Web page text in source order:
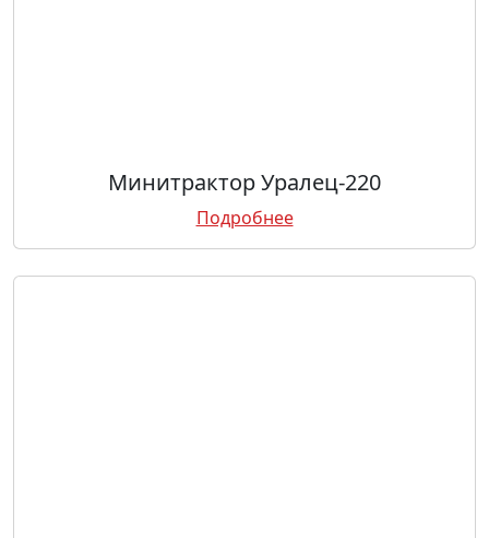
Минитрактор Уралец-220
Подробнее